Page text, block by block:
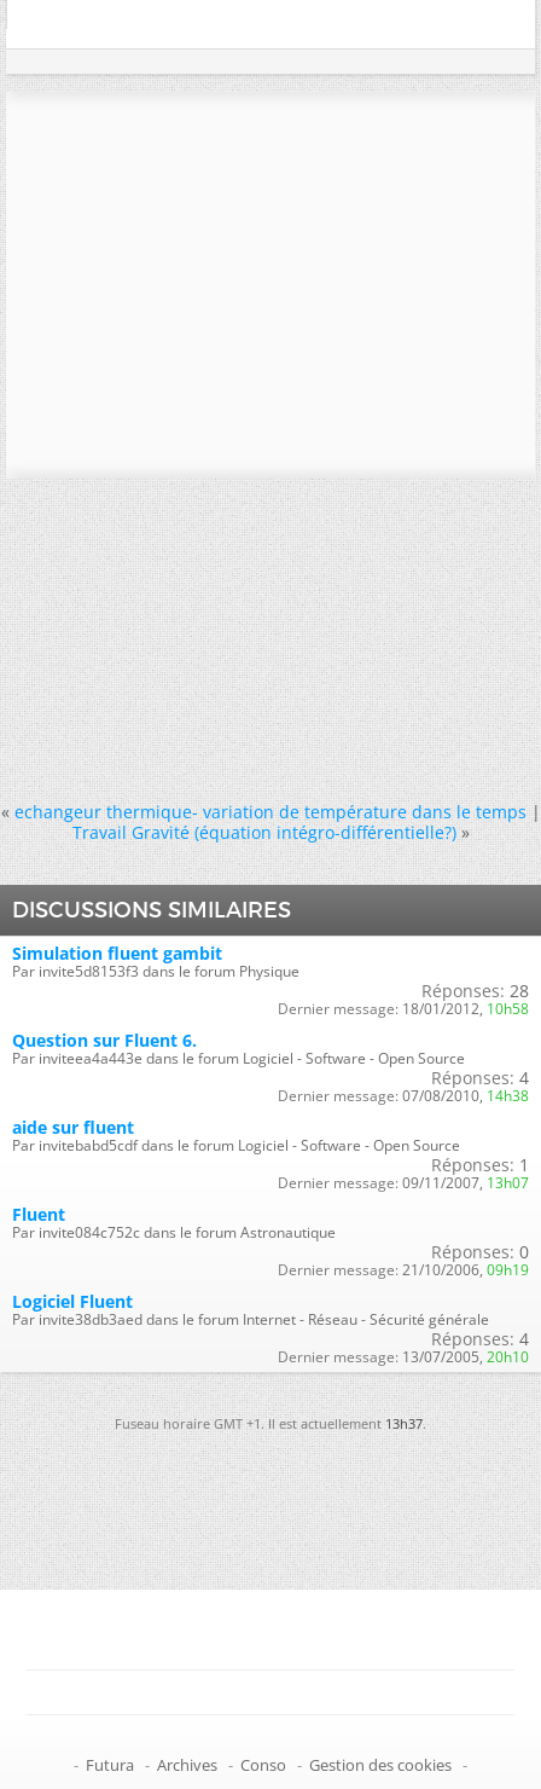
« echangeur thermique- variation de température dans le temps|
Travail Gravité (équation intégro-différentielle?) »
DISCUSSIONS SIMILAIRES
Simulation fluent gambit
Par invite5d8153f3 dans le forum Physique
Réponses: 28
Dernier message: 18/01/2012, 10h58
Question sur Fluent 6.
Par inviteea4a443e dans le forum Logiciel - Software - Open Source
Réponses: 4
Dernier message: 07/08/2010, 14h38
aide sur fluent
Par invitebabd5cdf dans le forum Logiciel - Software - Open Source
Réponses: 1
Dernier message: 09/11/2007, 13h07
Fluent
Par invite084c752c dans le forum Astronautique
Réponses: 0
Dernier message: 21/10/2006, 09h19
Logiciel Fluent
Par invite38db3aed dans le forum Internet - Réseau - Sécurité générale
Réponses: 4
Dernier message: 13/07/2005, 20h10
Fuseau horaire GMT +1. Il est actuellement13h37.
- Futura - Archives - Conso - Gestion des cookies -